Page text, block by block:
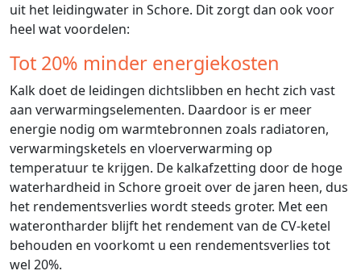
uit het leidingwater in Schore. Dit zorgt dan ook voor
heel wat voordelen:
Tot 20% minder energiekosten
Kalk doet de leidingen dichtslibben en hecht zich vast
aan verwarmingselementen. Daardoor is er meer
energie nodig om warmtebronnen zoals radiatoren,
verwarmingsketels en vloerverwarming op
temperatuur te krijgen. De kalkafzetting door de hoge
waterhardheid in Schore groeit over de jaren heen, dus
het rendementsverlies wordt steeds groter. Met een
waterontharder blijft het rendement van de CV-ketel
behouden en voorkomt u een rendementsverlies tot
wel 20%.